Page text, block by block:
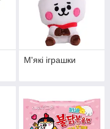
М'які іграшки